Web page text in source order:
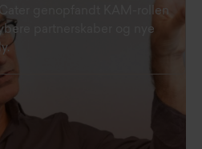
Cater genopfandt KAM-rollen
partnerskaber og nye